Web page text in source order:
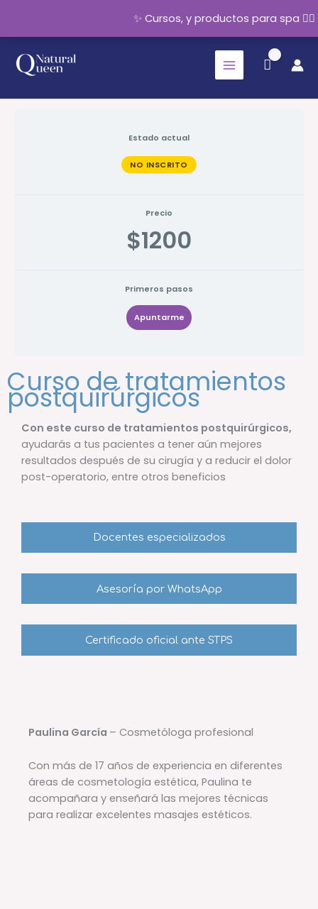
✨ Cursos, y productos para spa
contenido
Estado actual
NO INSCRITO
Precio
$1200
Primeros pasos
Apuntarme
Curso de tratamientos
postquirúrgicos
Con este curso de tratamientos postquirúrgicos,
ayudarás a tus pacientes a tener aún mejores
resultados después de su cirugía y a reducir el dolor
post-operatorio, entre otros beneficios
Docentes especializados
Asesoría por WhatsApp
Certificado oficial ante STPS
Paulina García – Cosmetóloga profesional
Con más de 17 años de experiencia en diferentes
áreas de cosmetología estética, Paulina te
acompañara y enseñará las mejores técnicas
para realizar excelentes masajes estéticos.